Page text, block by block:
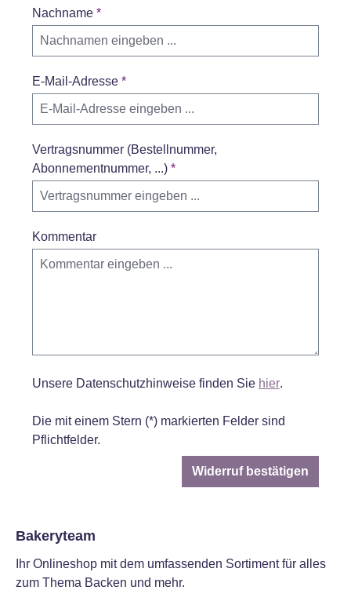
Nachname *
E-Mail-Adresse *
Vertragsnummer (Bestellnummer,
Abonnementnummer, ...) *
Kommentar
Unsere Datenschutzhinweise finden Sie hier.
Die mit einem Stern (*) markierten Felder sind
Pflichtfelder.
Widerruf bestätigen
Bakeryteam
Ihr Onlineshop mit dem umfassenden Sortiment für alles
zum Thema Backen und mehr.